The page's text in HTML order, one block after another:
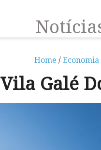
Home /Economia
Vila Galé